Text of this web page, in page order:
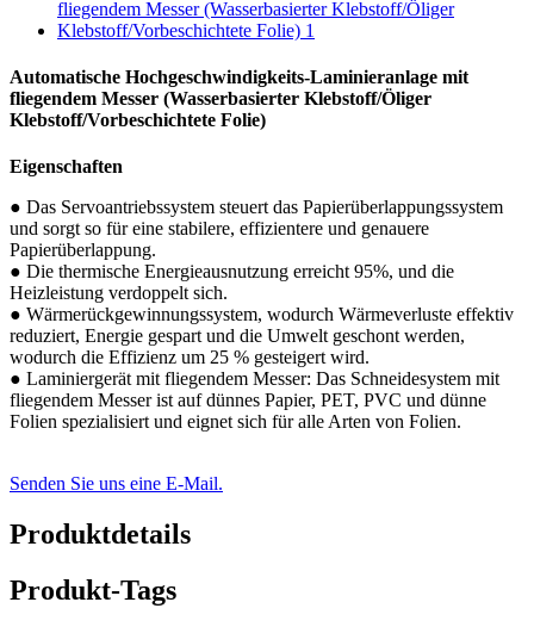
Automatische Hochgeschwindigkeits-Laminieranlage mit
fliegendem Messer (Wasserbasierter Klebstoff/Öliger
Klebstoff/Vorbeschichtete Folie)
Eigenschaften
● Das Servoantriebssystem steuert das Papierüberlappungssystem
und sorgt so für eine stabilere, effizientere und genauere
Papierüberlappung.
● Die thermische Energieausnutzung erreicht 95%, und die
Heizleistung verdoppelt sich.
● Wärmerückgewinnungssystem, wodurch Wärmeverluste effektiv
reduziert, Energie gespart und die Umwelt geschont werden,
wodurch die Effizienz um 25 % gesteigert wird.
● Laminiergerät mit fliegendem Messer: Das Schneidesystem mit
fliegendem Messer ist auf dünnes Papier, PET, PVC und dünne
Folien spezialisiert und eignet sich für alle Arten von Folien.
Senden Sie uns eine E-Mail.
Produktdetails
Produkt-Tags